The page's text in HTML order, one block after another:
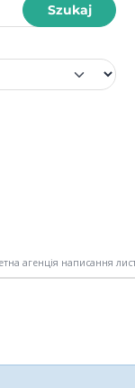
Szukaj
агенція написання